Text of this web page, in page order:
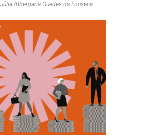
Júlia Albergaria Guedes da Fonseca